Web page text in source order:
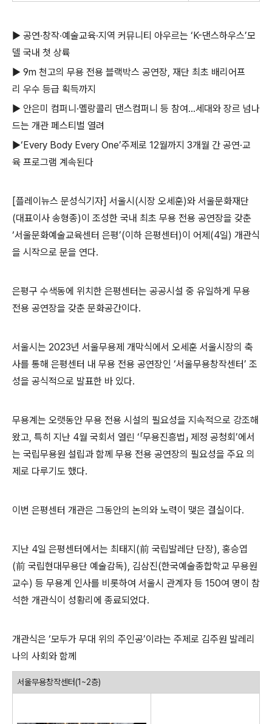
▶ 공연·창작·예술교육·지역 커뮤니티 아우르는 ‘K-댄스하우스’모
델 국내 첫 상륙
▶ 9m 천고의 무용 전용 블랙박스 공연장, 재단 최초 배리어프
리 우수 등급 획득까지
▶ 안은미 컴퍼니·멜랑콜리 댄스컴퍼니 등 참여…세대와 장르 넘나
드는 개관 페스티벌 열려
▶‘Every Body Every One’주제로 12월까지 3개월 간 공연·교
육 프로그램 계속된다
[플레이뉴스 문성식기자] 서울시 (시장 오세훈)와 서울문화재단
(대표이사 송형종)이 조성한 국내 최초 무용 전용 공연장을 갖춘
‘서울문화예술교육센터 은평’(이하 은평센터)이 어제 (4일) 개관식
을 시작으로 문을 연다.
은평구 수색동에 위치한 은평센터는 공공시설 중 유일하게 무용
전용 공연장을 갖춘 문화공간이다.
서울시는 2023년 서울무용제 개막식에서 오세훈 서울시장의 축
사를 통해 은평센터 내 무용 전용 공연장인 ‘서울무용창작센터’ 조
성을 공식적으로 발표한 바 있다.
무용계는 오랫동안 무용 전용 시설의 필요성을 지속적으로 강조해
왔고, 특히 지난 4월 국회서 열린 ‘「무용진흥법 」 제정 공청회 ’에서
는 국립무용원 설립과 함께 무용 전용 공연장의 필요성을 주요 의
제로 다루기도 했다.
이번 은평센터 개관은 그동안의 논의와 노력이 맺은 결실이다.
지난 4일 은평센터에서는 최태지 (前 국립발레단 단장), 홍승엽
(前 국립현대무용단 예술감독), 김삼진(한국예술종합학교 무용원
교수) 등 무용계 인사를 비롯하여 서울시 관계자 등 150여 명이 참
석한 개관식이 성황리에 종료되었다.
개관식은 ‘모두가 무대 위의 주인공’이라는 주제로 김주원 발레리
나의 사회와 함께
서울무용창작센터(1~2층)